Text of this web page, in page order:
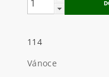
114
Vánoce